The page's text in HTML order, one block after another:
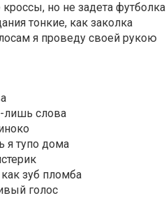
но не задета футболка
тонкие, как заколка
я проведу своей рукою
лишь слова
я тупо дома
зуб пломба
голос